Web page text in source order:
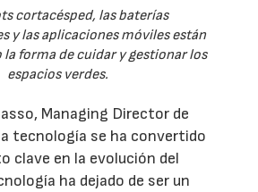
cortacésped, las baterías
y las aplicaciones móviles están
forma de cuidar y gestionar los
espacios verdes.
Managing Director de
tecnología se ha convertido
clave en la evolución del
ha dejado de ser un